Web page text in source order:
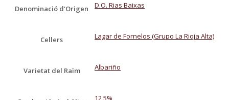
Denominació d'Origen D.O. Rias Baixas
Cellers Lagar de Fornelos (Grupo La Rioja Alta)
Varietat del Raïm Albariño
12,5%